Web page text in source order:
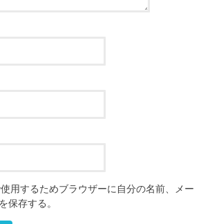
用するためブラウザーに自分の名前、メー
保存する。